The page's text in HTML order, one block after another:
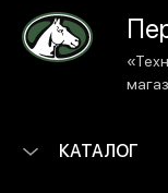
КАТАЛОГ